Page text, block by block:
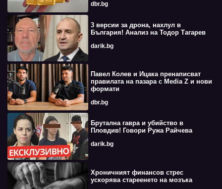
dbr.bg
3 версии за дрона, нахлул в
България! Анализ на Тодор Тагарев
darik.bg
Павел Колев и Ицака пренаписват
правилата на пазара с Media Z и нови
формати
dbr.bg
Брутална гавра и убийство в
Пловдив! Говори Ружа Райчева
darik.bg
Хроничният финансов стрес
ускорява стареенето на мозъка